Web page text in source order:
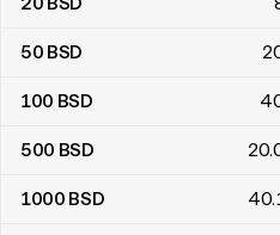
50 BSD
100 BSD
500 BSD
1000 BSD